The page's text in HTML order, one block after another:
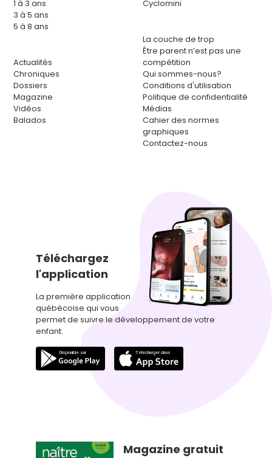
1 à 3 ans
3 à 5 ans
5 à 8 ans
Actualités
Chroniques
Dossiers
Magazine
Vidéos
Balados
Cyclomini
La couche de trop
Être parent n’est pas une
compétition
Qui sommes-nous?
Conditions d'utilisation
Politique de confidentialité
Médias
Cahier des normes
graphiques
Contactez-nous
Téléchargez
l'application
La première application
québécoise qui vous
permet de suivre le développement de votre
enfant.
Magazine gratuit